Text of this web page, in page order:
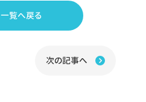
e
一覧へ戻る
次の記事へ